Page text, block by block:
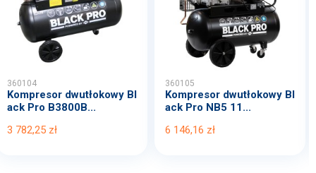
360104
Kompresor dwutłokowy Bl
ack Pro B3800B...
3 782,25 zł
360105
Kompresor dwutłokowy Bl
ack Pro NB5 11...
6 146,16 zł